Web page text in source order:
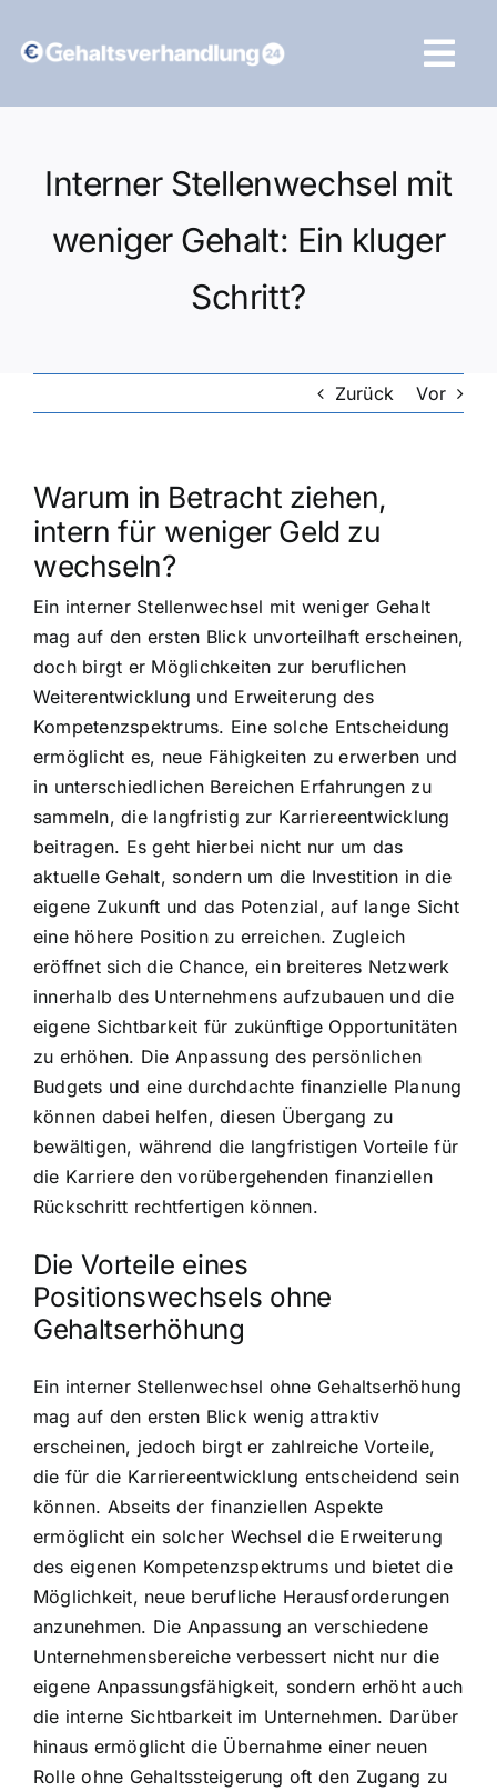
Inhalt
Interner Stellenwechsel mit
weniger Gehalt: Ein kluger
Schritt?
Zurück Vor
Warum in Betracht ziehen,
intern für weniger Geld zu
wechseln?
Ein interner Stellenwechsel mit weniger Gehalt
mag auf den ersten Blick unvorteilhaft erscheinen,
doch birgt er Möglichkeiten zur beruflichen
Weiterentwicklung und Erweiterung des
Kompetenzspektrums. Eine solche Entscheidung
ermöglicht es, neue Fähigkeiten zu erwerben und
in unterschiedlichen Bereichen Erfahrungen zu
sammeln, die langfristig zur Karriereentwicklung
beitragen. Es geht hierbei nicht nur um das
aktuelle Gehalt, sondern um die Investition in die
eigene Zukunft und das Potenzial, auf lange Sicht
eine höhere Position zu erreichen. Zugleich
eröffnet sich die Chance, ein breiteres Netzwerk
innerhalb des Unternehmens aufzubauen und die
eigene Sichtbarkeit für zukünftige Opportunitäten
zu erhöhen. Die Anpassung des persönlichen
Budgets und eine durchdachte finanzielle Planung
können dabei helfen, diesen Übergang zu
bewältigen, während die langfristigen Vorteile für
die Karriere den vorübergehenden finanziellen
Rückschritt rechtfertigen können.
Die Vorteile eines
Positionswechsels ohne
Gehaltserhöhung
Ein interner Stellenwechsel ohne Gehaltserhöhung
mag auf den ersten Blick wenig attraktiv
erscheinen, jedoch birgt er zahlreiche Vorteile,
die für die Karriereentwicklung entscheidend sein
können. Abseits der finanziellen Aspekte
ermöglicht ein solcher Wechsel die Erweiterung
des eigenen Kompetenzspektrums und bietet die
Möglichkeit, neue berufliche Herausforderungen
anzunehmen. Die Anpassung an verschiedene
Unternehmensbereiche verbessert nicht nur die
eigene Anpassungsfähigkeit, sondern erhöht auch
die interne Sichtbarkeit im Unternehmen. Darüber
hinaus ermöglicht die Übernahme einer neuen
Rolle ohne Gehaltssteigerung oft den Zugang zu